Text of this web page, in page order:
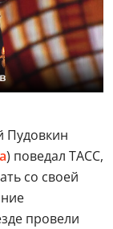
Пудовкин
) поведал ТАСС,
со своей
провели